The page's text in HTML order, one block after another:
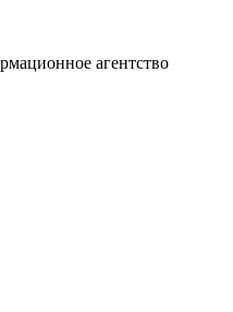
агентство